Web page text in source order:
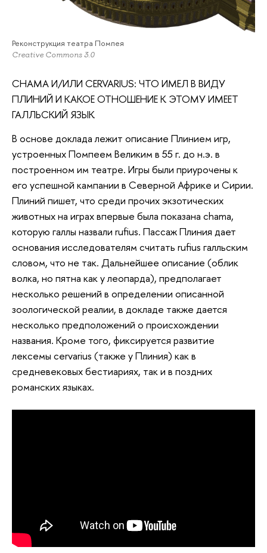
Реконструкция театра Помпея
Creative Commons 3.0
CHAMA И/ИЛИ CERVARIUS: ЧТО ИМЕЛ В ВИДУ
ПЛИНИЙ И КАКОЕ ОТНОШЕНИЕ К ЭТОМУ ИМЕЕТ
ГАЛЛЬСКИЙ ЯЗЫК
В основе доклада лежит описание Плинием игр,
устроенных Помпеем Великим в 55 г. до н.э. в
построенном им театре. Игры были приурочены к
его успешной кампании в Северной Африке и Сирии.
Плиний пишет, что среди прочих экзотических
животных на играх впервые была показана chama,
которую галлы назвали rufius. Пассаж Плиния дает
основания исследователям считать rufius галльским
словом, что не так. Дальнейшее описание (облик
волка, но пятна как у леопарда), предполагает
несколько решений в определении описанной
зоологической реалии, в докладе также дается
несколько предположений о происхождении
названия. Кроме того, фиксируется развитие
лексемы cervarius (также у Плиния) как в
средневековых бестиариях, так и в поздних
романских языках.